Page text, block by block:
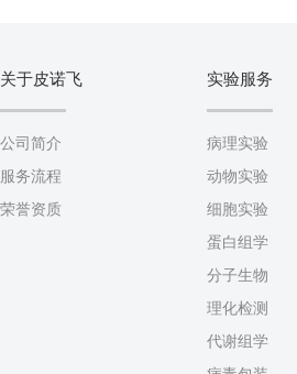
关于皮诺飞
公司简介
服务流程
荣誉资质
实验服务
病理实验
动物实验
细胞实验
蛋白组学
分子生物
理化检测
代谢组学